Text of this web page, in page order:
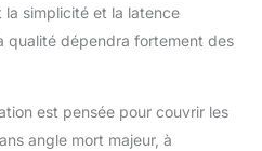
simplicité et la latence
qualité dépendra fortement des
est pensée pour couvrir les
angle mort majeur, à